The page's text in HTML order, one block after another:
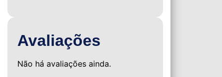
Avaliações
Não há avaliações ainda.